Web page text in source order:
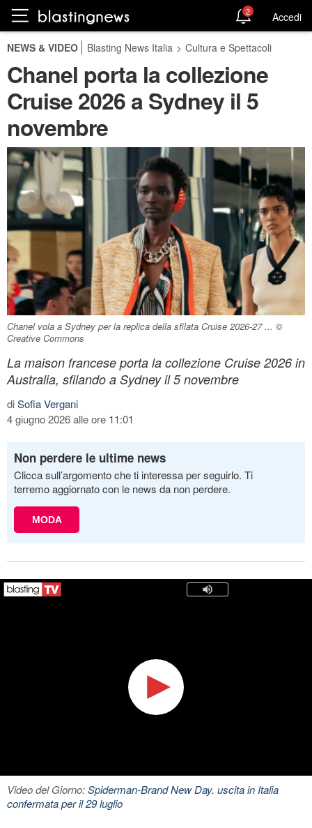
2 Accedi
NEWS & VIDEO Blasting News Italia > Cultura e Spettacoli
Chanel porta la collezione
Cruise 2026 a Sydney il 5
novembre
Chanel vola a Sydney per la replica della sfilata Cruise 2026-27 ... ©
Creative Commons
La maison francese porta la collezione Cruise 2026 in
Australia, sfilando a Sydney il 5 novembre
diSofia Vergani
4 giugno 2026 alle ore 11:01
Non perdere le ultime news
Clicca sull’argomento che ti interessa per seguirlo. Ti
terremo aggiornato con le news da non perdere.
MODA
Video del Giorno:Spiderman-Brand New Day. uscita in Italia
confermata per il 29 luglio